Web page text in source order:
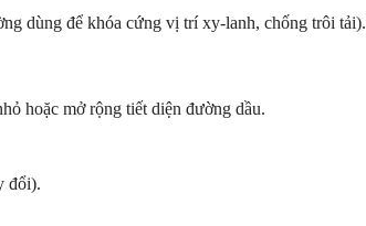
dùng để khóa cứng vị trí xy-lanh, chống trôi tải).
hoặc mở rộng tiết diện đường dầu.
đổi).